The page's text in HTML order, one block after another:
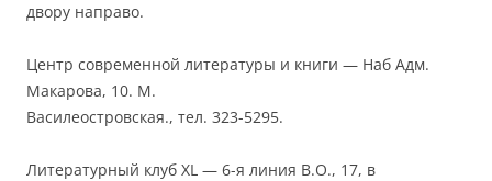
двору направо.
Центр современной литературы и книги — Наб Адм.
Макарова, 10. М.
Василеостровская., тел. 323-5295.
Литературный клуб XL — 6-я линия В.О., 17, в